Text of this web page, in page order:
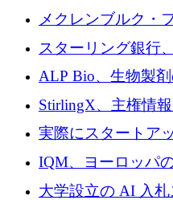
ンタム・キャピタ
ェア投資として初
を確保
メクレンブルク・
Nextcloud を州全
戦略を拡大
スターリング銀行
ALP Bio、生物製
Venture Kick から
StirlingX、主権情
するためにシリー
実際にスタートア
ノベーション モデ
IQM、ヨーロッパ
企業として初めて
大学設立の AI 入